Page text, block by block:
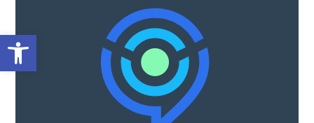
Открыть панель